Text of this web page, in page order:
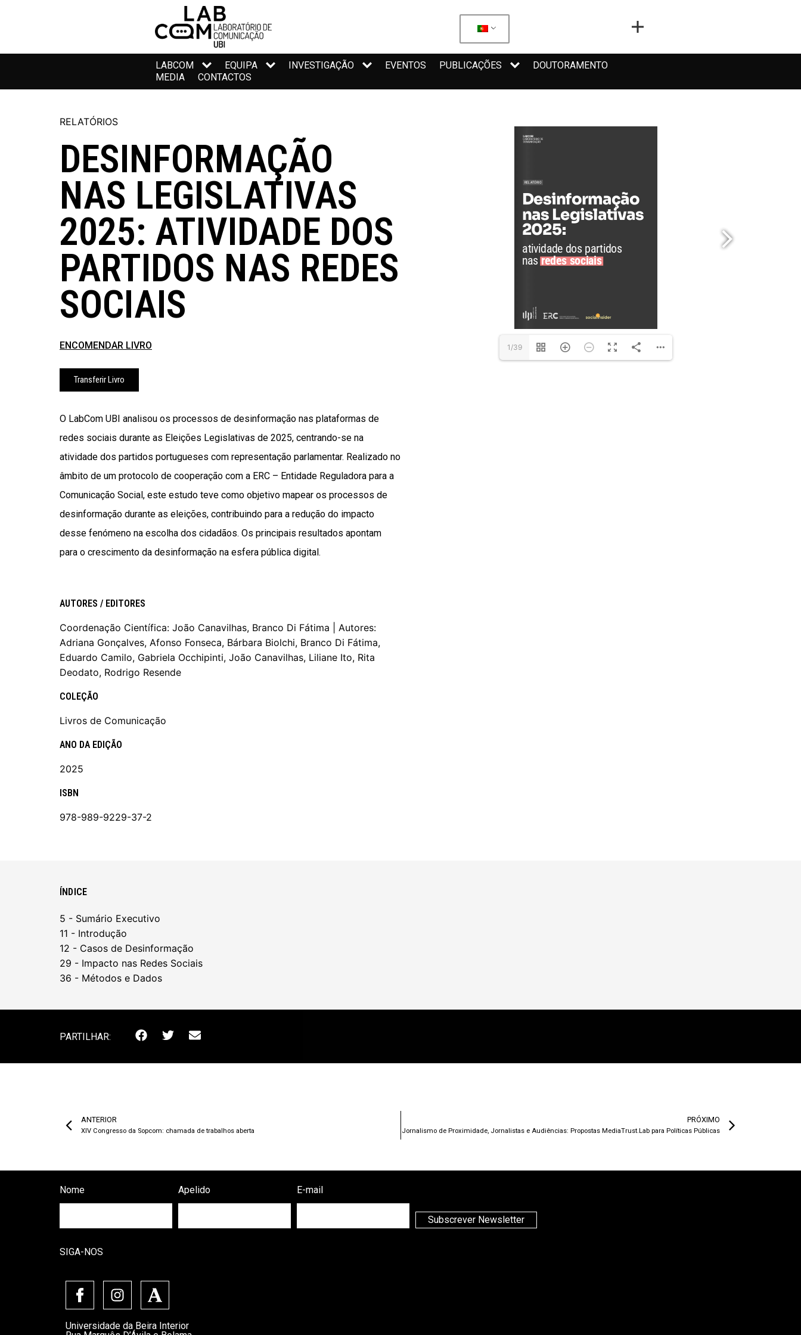
LABCOM EQUIPA INVESTIGAÇÃO EVENTOS PUBLICAÇÕES
DOUTORAMENTO
MEDIA
CONTACTOS
RELATÓRIOS
DESINFORMAÇÃO
NAS LEGISLATIVAS
2025: ATIVIDADE DOS
PARTIDOS NAS REDES
SOCIAIS
ENCOMENDAR LIVRO
Transferir Livro
O LabCom UBI analisou os processos de desinformação nas plataformas de
redes sociais durante as Eleições Legislativas de 2025, centrando-se na
atividade dos partidos portugueses com representação parlamentar. Realizado no
âmbito de um protocolo de cooperação com a ERC – Entidade Reguladora para a
Comunicação Social, este estudo teve como objetivo mapear os processos de
desinformação durante as eleições, contribuindo para a redução do impacto
desse fenómeno na escolha dos cidadãos. Os principais resultados apontam
para o crescimento da desinformação na esfera pública digital.
AUTORES / EDITORES
Coordenação Científica: João Canavilhas, Branco Di Fátima | Autores:
Adriana Gonçalves, Afonso Fonseca, Bárbara Biolchi, Branco Di Fátima,
Eduardo Camilo, Gabriela Occhipinti, João Canavilhas, Liliane Ito, Rita
Deodato, Rodrigo Resende
COLEÇÃO
Livros de Comunicação
ANO DA EDIÇÃO
2025
ISBN
978-989-9229-37-2
1/39
ÍNDICE
5 - Sumário Executivo
11 - Introdução
12 - Casos de Desinformação
29 - Impacto nas Redes Sociais
36 - Métodos e Dados
PARTILHAR:
ANTERIOR
XIV Congresso da Sopcom: chamada de trabalhos aberta
PRÓXIMO
Jornalismo de Proximidade, Jornalistas e Audiências: Propostas MediaTrust.Lab para Políticas Públicas
Nome Apelido E-mail
Subscrever Newsletter
SIGA-NOS
Universidade da Beira Interior